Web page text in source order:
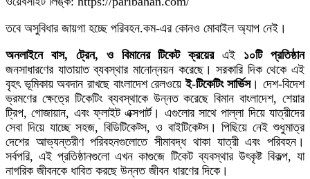
তবে অসুবিধার জায়গা হচ্ছে পরিবহন.কম-এর কোনও মোবাইল অ্যাপ নেই।
অনলাইনে বাস, ট্রেন, ও বিমানের টিকেট ক্রয়েরএই১০টি প্রতিষ্ঠান
জনসাধারণের যাতায়াত ব্যবস্থার মানোন্নয়ন করেছে। সরকারি দিক থেকে এই
বৃহৎ ভূমিকায় অবদান রাখছে বাংলাদেশ রেলওয়ে ই-টিকেটিং সার্ভিস। দেশ-বিদেশ
ভ্রমণের ক্ষেত্রে টিকেটিং ব্যবস্থাকে উন্নত করেছে বিমান বাংলাদেশ, শেয়ার
ট্রিপ, গোজায়ান, এবং ফ্লাইট এক্সপার্ট। এগুলোর সাথে পাল্লা দিয়ে যাত্রীদের
সেবা দিয়ে যাচ্ছে সহজ, বিডিটিকেট্স, ও বাইটিকেট্স। পিছিয়ে নেই শুধুমাত্র
দেশের আভ্যন্তরীণ পরিবহনগুলোতে সীমাবদ্ধ থাকা যাত্রী এবং পরিবহন।
সর্বপরি, এই প্রতিষ্ঠানগুলো এখন কাগুজে টিকেট ব্যবস্থার উৎকৃষ্ট বিকল্প, যা
নাগরিক জীবনকে ধাবিত করছে উন্নত জীবন ধারণের দিকে।